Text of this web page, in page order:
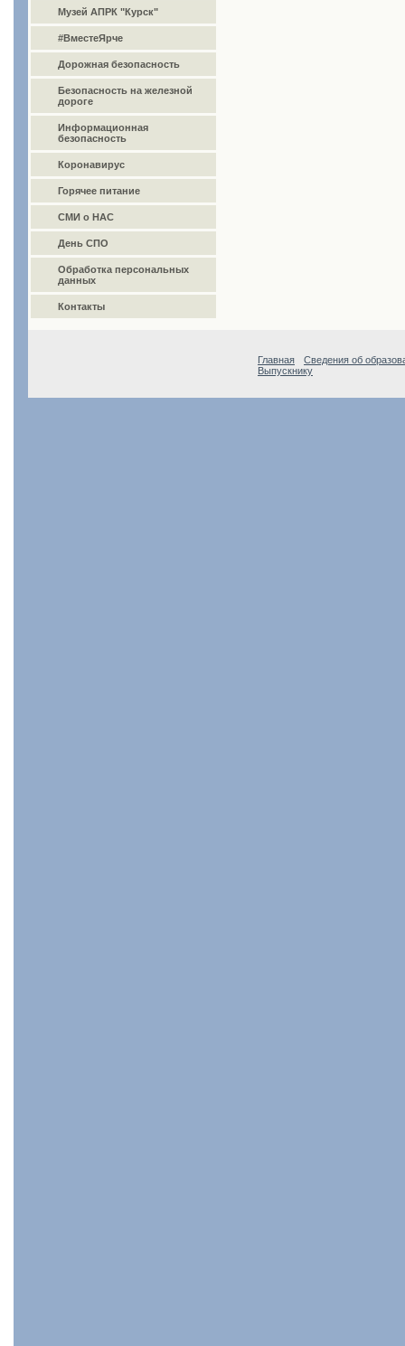
Музей АПРК "Курск"
#ВместеЯрче
Дорожная безопасность
Безопасность на железной
дороге
Информационная
безопасность
Коронавирус
Горячее питание
СМИ о НАС
День СПО
Обработка персональных
данных
Контакты
Главная
Сведения об
Выпускнику